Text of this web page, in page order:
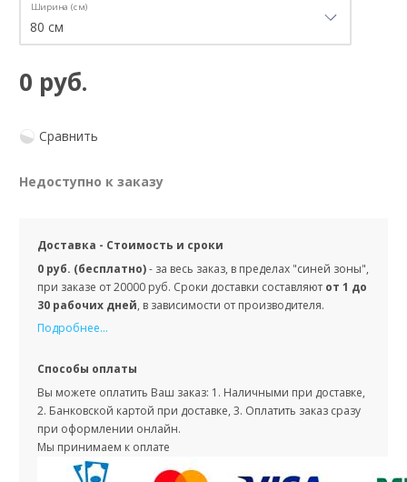
Ширина (см)
0 руб.
Сравнить
Недоступно к заказу
Доставка - Стоимость и сроки
0 руб. (бесплатно)- за весь заказ, в пределах "синей зоны",
при заказе от 20000 руб. Сроки доставки составляют от 1 до
30 рабочих дней, в зависимости от производителя.
Подробнее...
Способы оплаты
Вы можете оплатить Ваш заказ: 1. Наличными при доставке,
2. Банковской картой при доставке, 3. Оплатить заказ сразу
при оформлении онлайн.
Мы принимаем к оплате